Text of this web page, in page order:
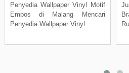
Penyedia Wallpaper Vinyl Motif
Embos di Malang Mencari
Penyedia Wallpaper Vinyl